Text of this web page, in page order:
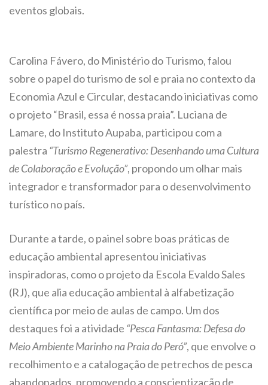
eventos globais.
Carolina Fávero, do Ministério do Turismo, falou
sobre o papel do turismo de sol e praia no contexto da
Economia Azul e Circular, destacando iniciativas como
o projeto “Brasil, essa é nossa praia”. Luciana de
Lamare, do Instituto Aupaba, participou com a
palestra “Turismo Regenerativo: Desenhando uma Cultura
de Colaboração e Evolução”, propondo um olhar mais
integrador e transformador para o desenvolvimento
turístico no país.
Durante a tarde, o painel sobre boas práticas de
educação ambiental apresentou iniciativas
inspiradoras, como o projeto da Escola Evaldo Sales
(RJ), que alia educação ambiental à alfabetização
científica por meio de aulas de campo. Um dos
destaques foi a atividade “Pesca Fantasma: Defesa do
Meio Ambiente Marinho na Praia do Peró”, que envolve o
recolhimento e a catalogação de petrechos de pesca
abandonados, promovendo a conscientização de